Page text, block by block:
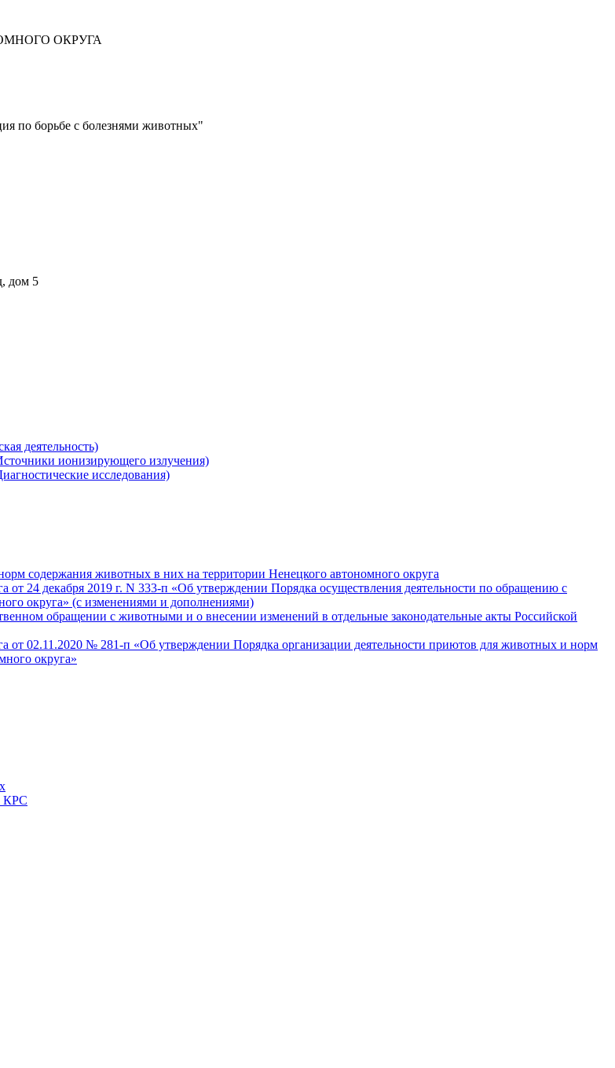
ОКРУГА
по борьбе с болезнями животных"
дом 5
деятельность)
ионизирующего излучения)
исследования)
содержания животных в них на территории Ненецкого автономного округа
24 декабря 2019 г. N 333-п «Об утверждении Порядка осуществления деятельности по обращению с
округа» (с изменениями и дополнениями)
обращении с животными и о внесении изменений в отдельные законодательные акты Российской
от 02.11.2020 № 281-п «Об утверждении Порядка организации деятельности приютов для животных и норм
округа»
КРС